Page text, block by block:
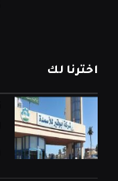
اخترنا لك